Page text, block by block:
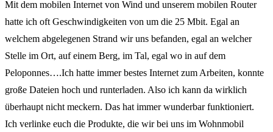
Mit dem mobilen Internet von Wind und unserem mobilen Router
hatte ich oft Geschwindigkeiten von um die 25 Mbit. Egal an
welchem abgelegenen Strand wir uns befanden, egal an welcher
Stelle im Ort, auf einem Berg, im Tal, egal wo in auf dem
Peloponnes….Ich hatte immer bestes Internet zum Arbeiten, konnte
große Dateien hoch und runterladen. Also ich kann da wirklich
überhaupt nicht meckern. Das hat immer wunderbar funktioniert.
Ich verlinke euch die Produkte, die wir bei uns im Wohnmobil